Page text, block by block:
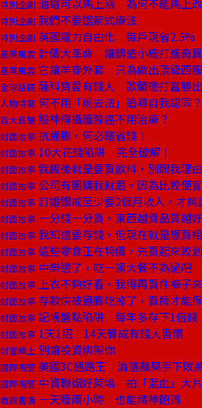
特別企劃 油電可以馬上漲 為何不能馬上
特別企劃 我們不要鋸箭式療法
特別企劃 英國電力自由化 每戶現省2.5%
產業風雲 計價大革命 讓鑄造小廠打進奇異
產業風雲 它讓羊穿外套 只為做出頂級西服
全球話題 薩科齊愛有錢人 歐蘭德打富勝出
人物特寫 何不用「削去法」追尋自我認同？
百大良醫 股神得攝護腺癌不用治療？
封面故事 抗通膨，何必瞎省錢！
封面故事 10大花錢陷阱 完全破解！
封面故事 我飯後就是要買飲料，別問我理由
封面故事 公司有團購我就跟，因為比較便宜
封面故事 訂婚鑽戒至少要2個月收入，才夠
封面故事 一分錢一分貨，東西越貴品質越好
封面故事 我知道要存錢，但現在就是想買
封面故事 這些零食正在特價，先買起來較
封面故事 中樂透了，吃一頓大餐不為過吧
封面故事 上衣不夠好看，我得再買件褲子
封面故事 存款快被通膨吃掉了，買房才能
封面故事 記帳盤點陷阱 每年多存下1倍錢
封面故事 1天1招 14天養成有錢人習慣
財富線上 別讓投資綁架你
國際視窗 美國3C通路王 淪落蘋果手下敗
國際視窗 中資聯姻好萊塢 拍「混血」大
商周書摘 一天睡兩小時 也能精神飽滿